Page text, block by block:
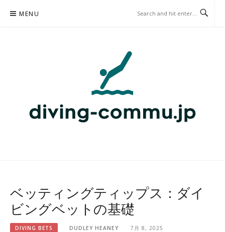
MENU
ベッティングティップス：ダイ
ビングベットの基礎
DIVING BETS DUDLEY HEANEY 7月 8, 2025